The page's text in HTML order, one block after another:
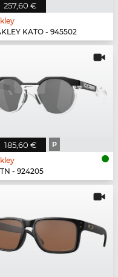
257,60 €
KATO - 945502
185,60 € P
- 924205